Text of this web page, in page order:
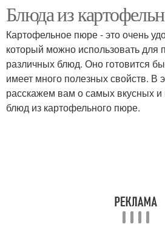
Пюре с овощами
Блюда из
Картофельное пюре - это очень
который можно использовать для
различных блюд. Оно готовится
имеет много полезных свойств. В
расскажем вам о самых вкусных
блюд из картофельного пюре.